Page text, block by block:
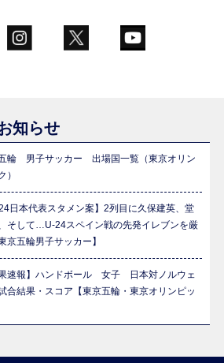
知らせ
輪 男子サッカー 出場国一覧（東京オリン
）
24日本代表スタメン案】2列目に久保建英、堂
そして…U-24スペイン戦の先発イレブンを厳
京五輪男子サッカー】
果速報】ハンドボール 女子 日本対ノルウェ
結果・スコア【東京五輪・東京オリンピッ